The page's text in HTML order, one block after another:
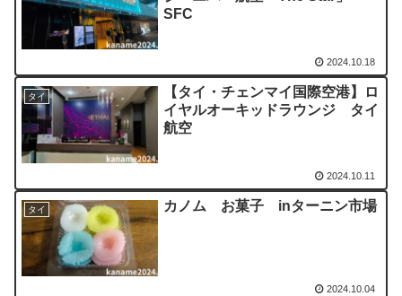
SFC
2024.10.18
タイ
【タイ・チェンマイ国際空港】ロ
イヤルオーキッドラウンジ タイ
航空
2024.10.11
タイ カノム お菓子 inターニン市場
2024.10.04